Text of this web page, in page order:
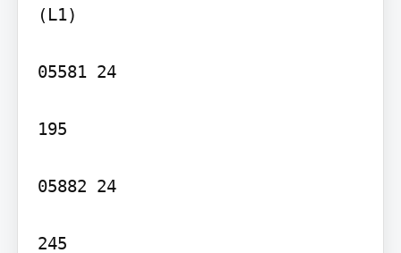
(L1)
05581 24
195
05882 24
245